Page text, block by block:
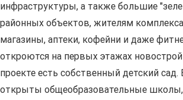
инфраструктуры, а также большие
районных объектов, жителям
магазины, аптеки, кофейни и даже
откроются на первых этажах
проекте есть собственный детский
открыты общеобразовательные